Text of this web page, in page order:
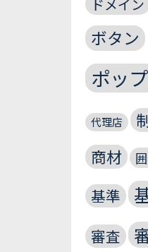
ドメイン
ボタン
ポッ
代理店
商材
基準
審査